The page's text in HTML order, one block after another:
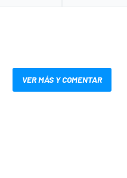
VER MÁS Y COMENTAR